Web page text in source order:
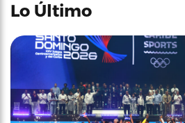
Lo Último